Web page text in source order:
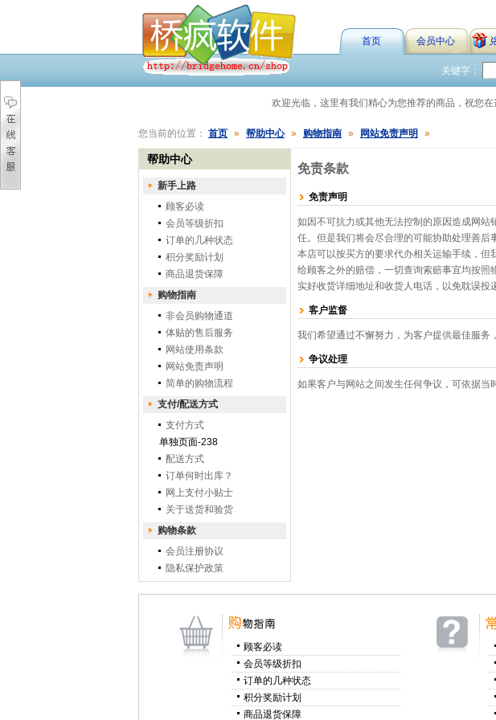
首页 会员中心
关键字：
欢迎光临，这里有我们精心为您推荐的商品，祝您
您当前的位置： 首页 » 帮助中心 » 购物指南 » 网站免责声明 »
帮助中心
新手上路
顾客必读
会员等级折扣
订单的几种状态
积分奖励计划
商品退货保障
购物指南
非会员购物通道
体贴的售后服务
网站使用条款
网站免责声明
简单的购物流程
支付/配送方式
支付方式
单独页面-238
配送方式
订单何时出库？
网上支付小贴士
关于送货和验货
购物条款
会员注册协议
隐私保护政策
免责条款
免责声明
如因不可抗力或其他无法控制的原因造成网
任。但是我们将会尽合理的可能协助处理善后
本店可以按买方的要求代办相关运输手续，
给顾客之外的赔偿，一切查询索赔事宜均按
实好收货详细地址和收货人电话，以免耽误投
客户监督
我们希望通过不懈努力，为客户提供最佳服务
争议处理
如果客户与网站之间发生任何争议，可依据当
顾客必读
会员等级折扣
订单的几种状态
积分奖励计划
商品退货保障